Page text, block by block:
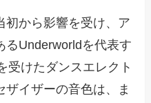
初から影響を受け、ア
るUnderworldを代表す
受けたダンスエレクト
ザイザーの音色は、ま